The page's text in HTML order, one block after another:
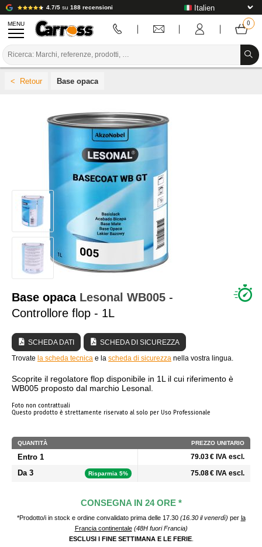
4.7/5 su 188 recensioni
MENU
PREPARAZIONE / VERNICIATURA / RIFINITURA
MATERIALI DI CONSUMO PER LA CARROZZERIA
STRUMENTI PER LA CARROZZERIA
ATTREZZATURE PER CARROZZERIA
INSTALLAZIONE IN LABORATORIO
TUTORIAL E CONSIGLI
Base opaca
Base opaca Lesonal WB005 -
Controllore flop - 1L
SCHEDA DATI
SCHEDA DI SICUREZZA
Trovate la scheda tecnica e la scheda di sicurezza nella vostra lingua.
Scoprite il regolatore flop disponibile in 1L il cui riferimento è
WB005 proposto dal marchio Lesonal.
Foto non contrattuali
Questo prodotto è strettamente riservato al solo per Uso Professionale
QUANTITÀ PREZZO UNITARIO
Entro 1 79.03 € IVA escl.
Da 3 Risparmia 5% 75.08 € IVA escl.
CONSEGNA IN 24 ORE *
*Prodotto/i in stock e ordine convalidato prima delle 17.30 (16.30 il venerdì) per la
Francia continentale (48H fuori Francia)
ESCLUSI I FINE SETTIMANA E LE FERIE.